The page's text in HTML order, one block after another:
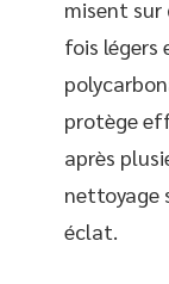
misent
fois légers
protège
après
nettoyage
éclat.